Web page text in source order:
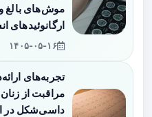
موش‌های بالغ
ارگانوئیدهای
۱۴۰۵-۰۵-۱۶
تجربه‌های
مراقبت از زنان
داسی‌شکل در